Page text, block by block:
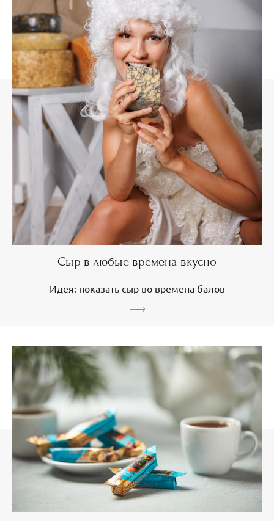
Сыр в любые времена вкусно
Идея: показать сыр во времена балов